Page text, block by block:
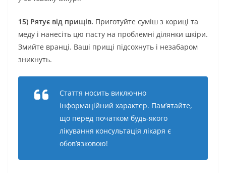
15) Рятує від прищів. Приготуйте суміш з кориці та
меду і нанесіть цю пасту на проблемні ділянки шкіри.
Змийте вранці. Ваші прищі підсохнуть і незабаром
зникнуть.
Стаття носить виключно
інформаційний характер. Пам’ятайте,
що перед початком будь-якого
лікування консультація лікаря є
обов’язковою!